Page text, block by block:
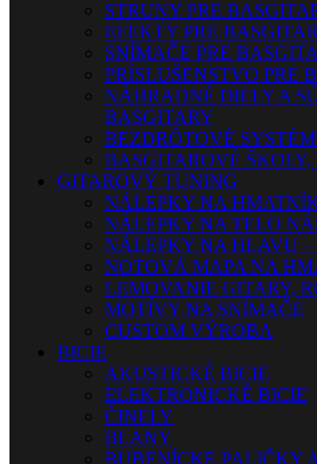
STRUNY PRE
EFEKTY PRE
SNÍMAČE PRE
PRÍSLUŠENSTVO PRE
NÁHRADNÉ DIELY A
BASGITARY
BEZDRÔTOVÉ
BASGITAROVÉ
GITAROVÝ TUNING
NÁLEPKY NA
NÁLEPKY NA TELO
NÁLEPKY NA HLAVU –
NOTOVÁ MAPA NA
LEMOVANIE GITARY,
MOTÍVY NA SNÍMAČE
CUSTOM VÝROBA
BICIE
AKUSTICKÉ BICIE
ELEKTRONICKÉ BICIE
ČINELY
BLANY
BUBENÍCKE PALIČKY